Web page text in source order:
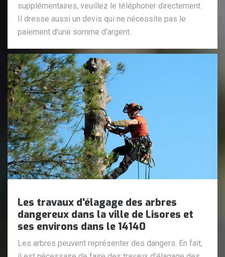
supplémentaires, veuillez le téléphoner directement.
Il dresse aussi un devis qui ne nécessite pas le
paiement d'une somme d'argent.
Les travaux d'élagage des arbres
dangereux dans la ville de Lisores et
ses environs dans le 14140
Les arbres peuvent représenter des dangers. En fait,